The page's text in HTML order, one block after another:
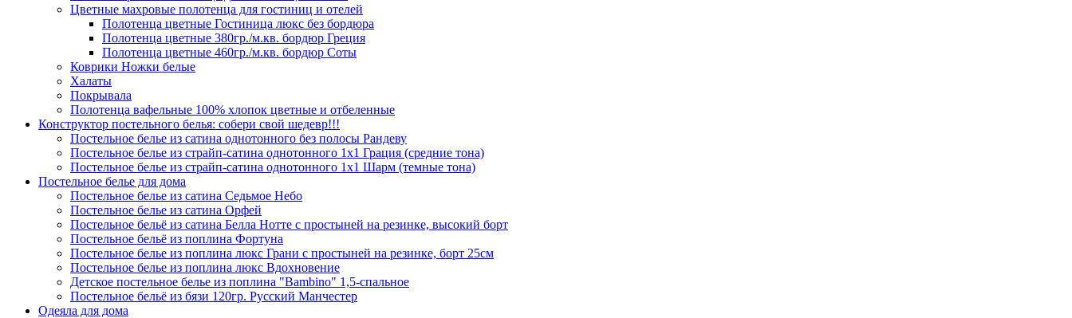
Цветные махровые полотенца для гостиниц и отелей
Полотенца цветные Гостиница люкс без бордюра
Полотенца цветные 380гр./м.кв. бордюр Греция
Полотенца цветные 460гр./м.кв. бордюр Соты
Коврики Ножки белые
Халаты
Покрывала
Полотенца вафельные 100% хлопок цветные и отбеленные
Конструктор постельного белья: собери свой шедевр!!!
Постельное белье из сатина однотонного без полосы Рандеву
Постельное белье из страйп-сатина однотонного 1х1 Грация (средние тона)
Постельное белье из страйп-сатина однотонного 1х1 Шарм (темные тона)
Постельное белье для дома
Постельное белье из сатина Седьмое Небо
Постельное белье из сатина Орфей
Постельное бельё из сатина Белла Нотте с простыней на резинке, высокий борт
Постельное бельё из поплина Фортуна
Постельное белье из поплина люкс Грани с простыней на резинке, борт 25см
Постельное белье из поплина люкс Вдохновение
Детское постельное белье из поплина "Bambino" 1,5-спальное
Постельное бельё из бязи 120гр. Русский Манчестер
Одеяла для дома